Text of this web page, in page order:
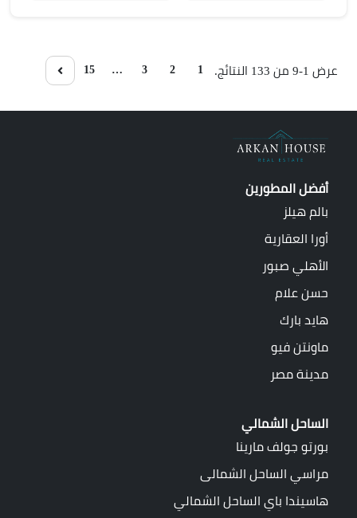
عرض 1-9 من 133 النتائج. 1
2
3
…
15
أفضل المطورين
بالم هيلز
أورا العقارية
الأهلي صبور
حسن علام
هايد بارك
ماونتن فيو
مدينة مصر
الساحل الشمالي
بورتو جولف مارينا
مراسي الساحل الشمالى
هاسيندا باي الساحل الشمالي